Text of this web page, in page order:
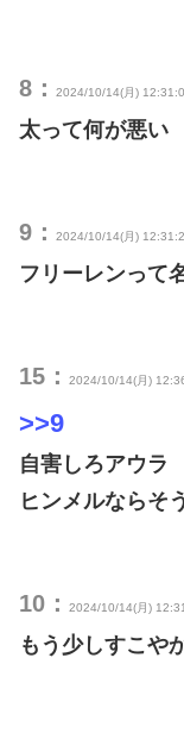
8： 2024/10/14(月)
太って何が悪い
9： 2024/10/14(月)
フリーレンって
15： 2024/10/14(月)
>>9
自害しろアウラ
ヒンメルならそ
10： 2024/10/14(月)
もう少しすこや